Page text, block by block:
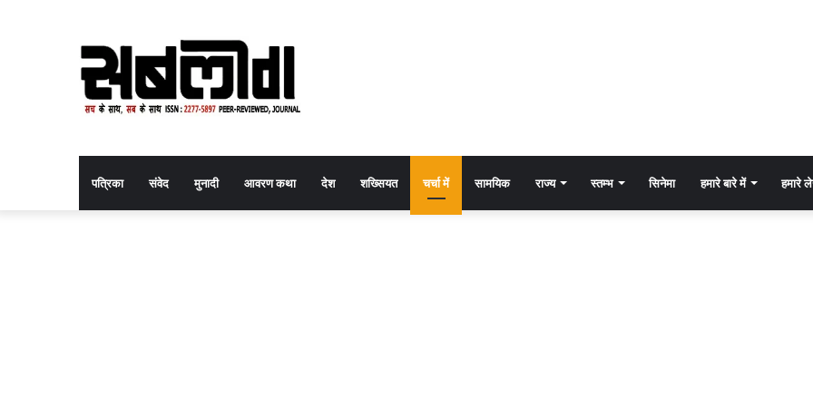
पत्रिका संवेद मुनादी आवरण कथा देश शख्सियत चर्चा में सामयिक राज्य स्तम्भ सिनेमा हमारे बारे में हमारे